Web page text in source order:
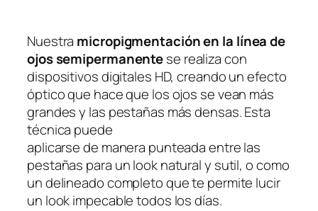
Nuestra micropigmentación en la línea de
ojos semipermanentese realiza con
dispositivos digitales HD, creando un efecto
óptico que hace que los ojos se vean más
grandes y las pestañas más densas. Esta
técnica puede
aplicarse de manera punteada entre las
pestañas para un look natural y sutil, o como
un delineado completo que te permite lucir
un look impecable todos los días.